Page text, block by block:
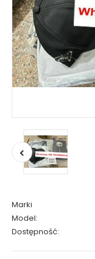
Marki
Model:
Dostępność: